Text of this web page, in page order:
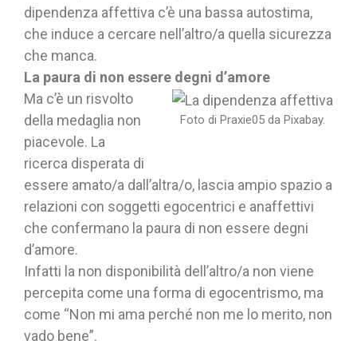
dipendenza affettiva c’è una bassa autostima,
che induce a cercare nell’altro/a quella sicurezza
che manca.
La paura di non essere degni d’amore
Foto di Praxie05 da Pixabay.
Ma c’è un risvolto
della medaglia non
piacevole. La
ricerca disperata di
essere amato/a dall’altra/o, lascia ampio spazio a
relazioni con soggetti egocentrici e anaffettivi
che confermano la paura di non essere degni
d’amore.
Infatti la non disponibilità dell’altro/a non viene
percepita come una forma di egocentrismo, ma
come “Non mi ama perché non me lo merito, non
vado bene”.